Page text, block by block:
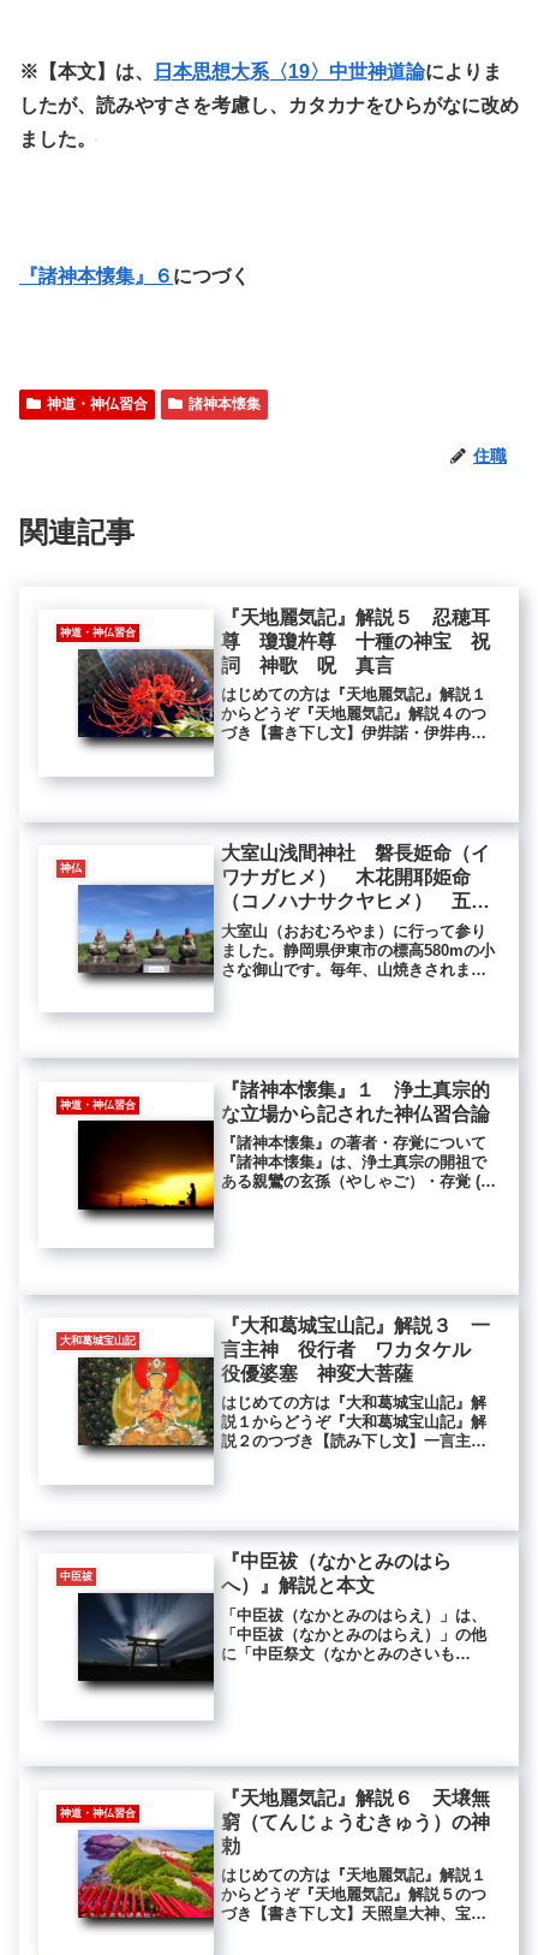
※【本文】は、 日本思想大系〈19〉中世神道論によりま
したが、読みやすさを考慮し、カタカナをひらがなに改め
ました。
『諸神本懐集』６ につづく
神道・神仏習合 諸神本懐集
住職
関連記事
神道・神仏習合
『天地麗気記』解説５ 忍穂耳
尊 瓊瓊杵尊 十種の神宝 祝
詞 神歌 呪 真言
はじめての方は『天地麗気記』解説１
からどうぞ『天地麗気記』解説４のつ
づき【書き下し文】伊弉諾・伊弉冉二
う）...
神仏
大室山浅間神社 磐長姫命（イ
ワナガヒメ） 木花開耶姫命
（コノハナサクヤヒメ） 五智
如来地蔵尊
大室山（おおむろやま）に行って参り
ました。静岡県伊東市の標高580mの小
さな御山です。毎年、山焼きされます
神道・神仏習合
『諸神本懐集』１ 浄土真宗的
な立場から記された神仏習合論
『諸神本懐集』の著者・存覚について
『諸神本懐集』は、浄土真宗の開祖で
ある親鸞の玄孫（やしゃご）・存覚 (ぞ
大和葛城宝山記
『大和葛城宝山記』解説３ 一
言主神 役行者 ワカタケル
役優婆塞 神変大菩薩
はじめての方は『大和葛城宝山記』解
説１からどうぞ『大和葛城宝山記』解
説２のつづき【読み下し文】一言主神
れ...
中臣祓
『中臣祓（なかとみのはら
へ）』解説と本文
「中臣祓（なかとみのはらえ）」は、
「中臣祓（なかとみのはらえ）」の他
に「中臣祭文（なかとみのさいも
神道・神仏習合
『天地麗気記』解説６ 天壌無
窮（てんじょうむきゅう）の神
勅
はじめての方は『天地麗気記』解説１
からどうぞ『天地麗気記』解説５のつ
づき【書き下し文】天照皇大神、宝鏡